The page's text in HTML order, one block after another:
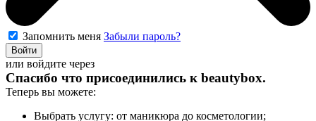
Запомнить меня Забыли пароль?
Войти
или войдите через
Спасибо что присоединились к beautybox.
Теперь вы можете:
Выбрать услугу: от маникюра до косметологии;